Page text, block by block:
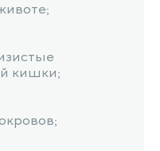
кишки;